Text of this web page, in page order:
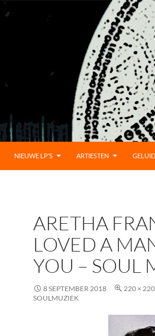
NIEUWE LP’S ARTIESTEN
ARETHA
LOVED A
YOU – SOUL
8 SEPTEMBER 2018 220 × 220
SOULMUZIEK